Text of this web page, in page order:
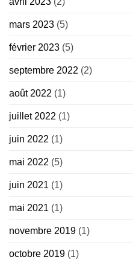
mars 2023 (5)
février 2023 (5)
septembre 2022 (2)
août 2022 (1)
juillet 2022 (1)
juin 2022 (1)
mai 2022 (5)
juin 2021 (1)
mai 2021 (1)
novembre 2019 (1)
octobre 2019 (1)